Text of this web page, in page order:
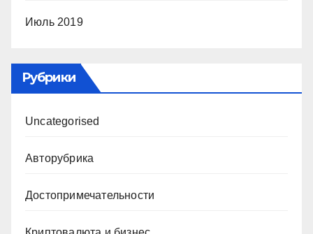
Июль 2019
Рубрики
Uncategorised
Авторубрика
Достопримечательности